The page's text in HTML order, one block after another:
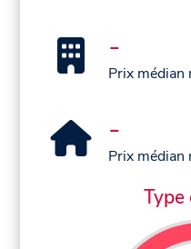
-
Prix
-
Prix médian